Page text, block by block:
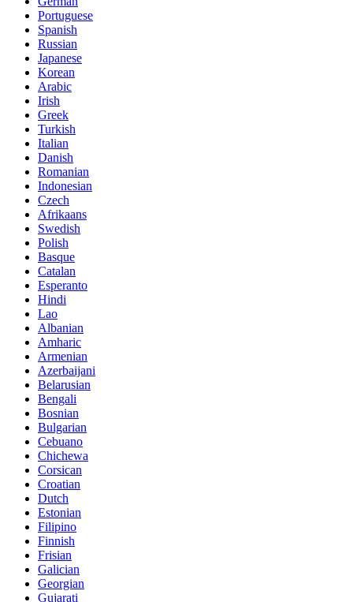
Portuguese
Spanish
Russian
Japanese
Korean
Arabic
Irish
Greek
Turkish
Italian
Danish
Romanian
Indonesian
Czech
Afrikaans
Swedish
Polish
Basque
Catalan
Esperanto
Hindi
Lao
Albanian
Amharic
Armenian
Azerbaijani
Belarusian
Bengali
Bosnian
Bulgarian
Cebuano
Chichewa
Corsican
Croatian
Dutch
Estonian
Filipino
Finnish
Frisian
Galician
Georgian
Gujarati